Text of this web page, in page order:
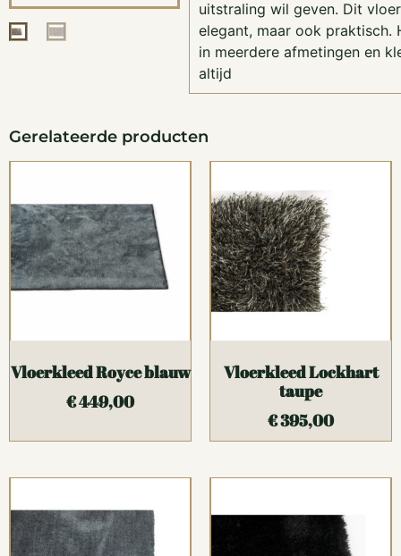
uitstraling wil geven. Dit
elegant, maar ook praktisch.
in meerdere afmetingen en
altijd
Gerelateerde producten
Vloerkleed Royce blauw
€449,00
Vloerkleed Lockhart
taupe
€395,00